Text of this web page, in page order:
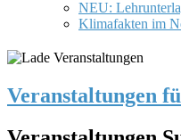
NEU:
Klimafakten im
Veranstaltungen